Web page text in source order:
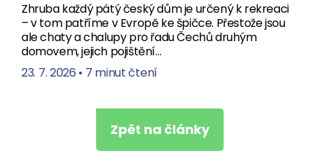
Zhruba každý pátý český dům je určený k rekreaci
– v tom patříme v Evropě ke špičce. Přestože jsou
ale chaty a chalupy pro řadu Čechů druhým
domovem, jejich pojištění…
23. 7. 2026 • 7 minut čtení
Zpět na články